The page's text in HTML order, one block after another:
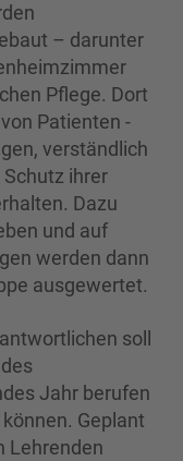
– darunter
Pflege. Dort
Patienten -
verständlich
ihrer
Dazu
und auf
werden dann
ausgewertet.
soll
Jahr berufen
Geplant
Lehrenden